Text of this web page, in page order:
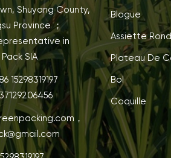
Shuyang County,
Province ；
in
SIA
15298319197
，
Blogue
Assiette
Plateau De
Bol
Coquille